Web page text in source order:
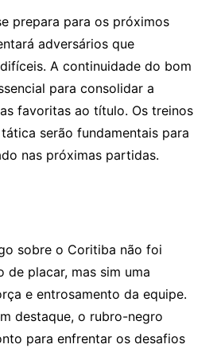
prepara para os próximos
adversários que
A continuidade do bom
para consolidar a
favoritas ao título. Os treinos
serão fundamentais para
nas próximas partidas.
sobre o Coritiba não foi
de placar, mas sim uma
e entrosamento da equipe.
destaque, o rubro-negro
para enfrentar os desafios